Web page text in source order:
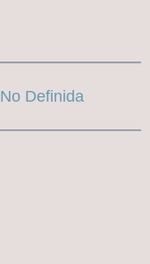
No Definida